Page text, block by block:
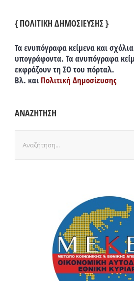
{ ΠΟΛΙΤΙΚΗ ΔΗΜΟΣΙΕΥΣΗΣ }
Τα ενυπόγραφα κείμενα και
υπογράφοντα. Τα ανυπόγραφα
εκφράζουν τη ΣΟ του πόρταλ.
Βλ. και Πολιτική Δημοσίευσης
ΑΝΑΖΗΤΗΣΗ
για: